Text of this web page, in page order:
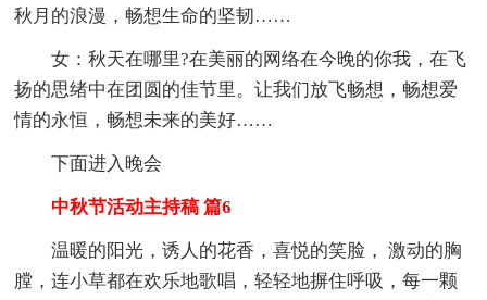
秋月的浪漫，畅想生命的坚韧……
女：秋天在哪里?在美丽的网络在今晚的你我，在飞
扬的思绪中在团圆的佳节里。让我们放飞畅想，畅想爱
情的永恒，畅想未来的美好……
下面进入晚会
中秋节活动主持稿 篇6
温暖的阳光，诱人的花香，喜悦的笑脸， 激动的胸
膛，连小草都在欢乐地歌唱，轻轻地摒住呼吸，每一颗